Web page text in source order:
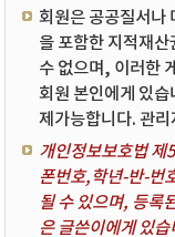
회원은 공공질서나
을 포함한 지적재
수 없으며, 이러한
회원 본인에게 있
제가능합니다. 관
개인정보보호법 제
폰번호,학년-반-번
될 수 있으며, 등록
은 글쓴이에게 있습